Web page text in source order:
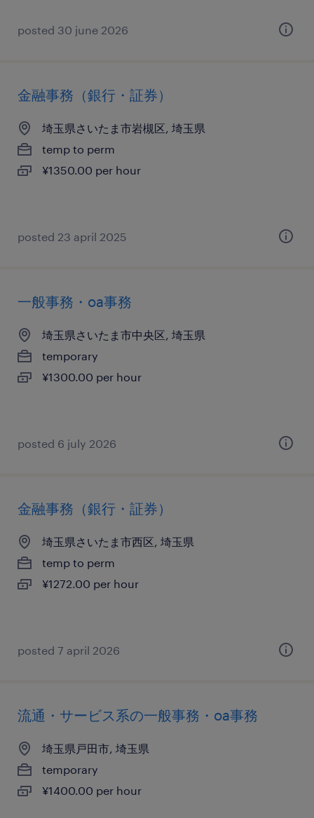
posted 30 june 2026
金融事務（銀行・証券）
埼玉県さいたま市岩槻区, 埼玉県
temp to perm
¥1350.00 per hour
posted 23 april 2025
一般事務・oa事務
埼玉県さいたま市中央区, 埼玉県
temporary
¥1300.00 per hour
posted 6 july 2026
金融事務（銀行・証券）
埼玉県さいたま市西区, 埼玉県
temp to perm
¥1272.00 per hour
posted 7 april 2026
流通・サービス系の一般事務・oa事務
埼玉県戸田市, 埼玉県
temporary
¥1400.00 per hour